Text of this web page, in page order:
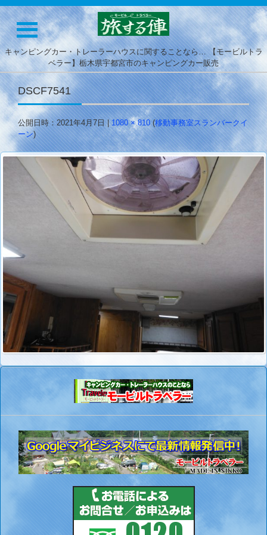
キャンピングカー・トレーラーハウスに関することなら… 【モービルトラ
ベラー】栃木県宇都宮市のキャンピングカー販売
DSCF7541
公開日時：2021年4月7日|1080 × 810(移動事務室スランバークイ
ーン)